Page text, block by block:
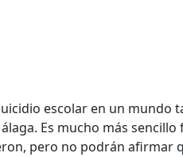
escolar en un mundo
Es mucho más
pero no podrán afirmar